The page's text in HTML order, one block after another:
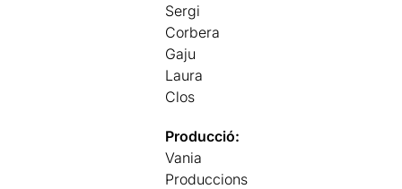
Sergi
Corbera
Gaju
Laura
Clos
Producció:
Vania
Produccions